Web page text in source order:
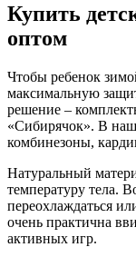
Купить
оптом
Чтобы ребенок
максимальную
решение –
«Сибирячок». В
комбинезоны,
Натуральный
температуру тела.
переохлаждаться
очень практична
активных игр.